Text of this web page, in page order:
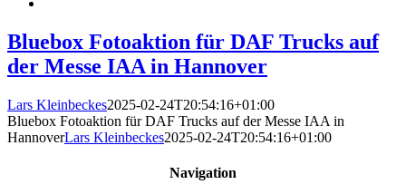
Bluebox Fotoaktion für DAF Trucks auf
der Messe IAA in Hannover
Lars Kleinbeckes2025-02-24T20:54:16+01:00
Bluebox Fotoaktion für DAF Trucks auf der Messe IAA in
HannoverLars Kleinbeckes2025-02-24T20:54:16+01:00
Navigation